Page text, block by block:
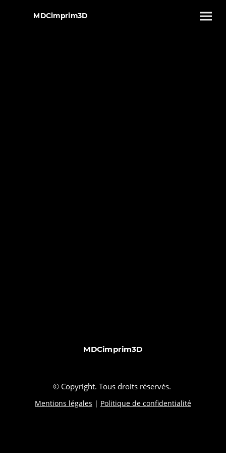
MDCimprim3D
MDCimprim3D
© Copyright. Tous droits réservés.
Mentions légales | Politique de confidentialité